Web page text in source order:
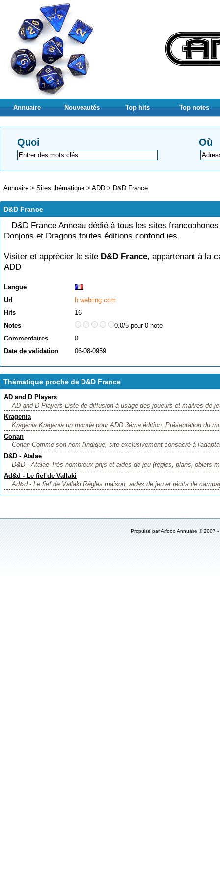
Annuaire Nouveautés Top hits Top notes
Quoi Où
Annuaire > Sites thématique > ADD > D&D France
D&D France
D&D France Anneau dédié à tous les sites
Donjons et Dragons toutes éditions confondues.
Visiter et apprécier le site D&D France, appartenant à la
ADD
Langue
Url
h.webring.com
Hits
16
Notes
0.0/5 pour 0 note
Commentaires
0
Date de validation
06-08-0959
Thématique proche de D&D France
AD and D Players
AD and D Players Liste de diffusion à usage des joueurs et maitres de
Kragenia
Kragenia Kragenia un monde pour ADD 3éme édition. Présentation du
Conan
Conan Comme son nom l'indique, site exclusivement consacré à
D&D - Atalae
D&D - Atalae Très nombreux pnjs et aides de jeu (règles, plans, objets
Ad&d - Le fief de Vallaki
Ad&d - Le fief de Vallaki Régles maison, aides de jeu et récits de
Propulsé parArfooo Annuaire © 2007